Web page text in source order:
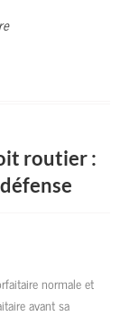
routier :
normale et
avant sa